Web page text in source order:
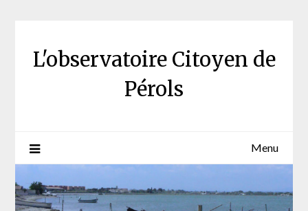
L'observatoire Citoyen de
Pérols
Menu